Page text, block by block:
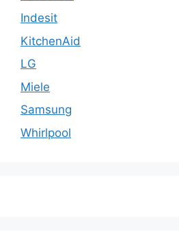
Indesit
KitchenAid
LG
Miele
Samsung
Whirlpool